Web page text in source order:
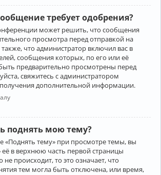
требует одобрения?
может решить, что сообщения
просмотра перед отправкой на
что администратор включил вас в
сообщения которых, по его или её
предварительно просмотрены перед
свяжитесь с администратором
дополнительной информации.
поднять мою тему?
«Поднять тему» при просмотре темы, вы
её в верхнюю часть первой страницы
не происходит, то это означает, что
тем могла быть отключена, или время,